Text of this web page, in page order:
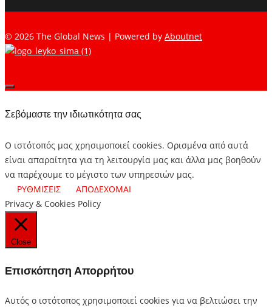
© 2026 The Global News | Powered by Aboutnet
Σεβόμαστε την ιδιωτικότητα σας
Ο ιστότοπός μας χρησιμοποιεί cookies. Ορισμένα από αυτά
είναι απαραίτητα για τη λειτουργία μας και άλλα μας βοηθούν
να παρέχουμε το μέγιστο των υπηρεσιών μας.
ΡΥΘΜΙΣΕΙΣ
ΑΠΟΔΕΧΟΜΑΙ
Privacy & Cookies Policy
Close
Επισκόπηση Απορρήτου
Αυτός ο ιστότοπος χρησιμοποιεί cookies για να βελτιώσει την